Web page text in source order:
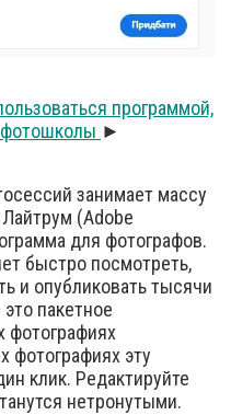
программой,
фотошколы ►
занимает массу
(Adobe
для фотографов.
быстро посмотреть,
и опубликовать тысячи
пакетное
фотографиях
фотографиях эту
клик. Редактируйте
нетронутыми.